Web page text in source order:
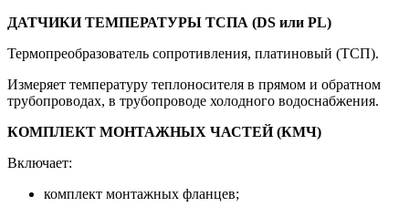
ДАТЧИКИ ТЕМПЕРАТУРЫ ТСПА (DS или PL)
Термопреобразователь сопротивления, платиновый (ТСП).
Измеряет температуру теплоносителя в прямом и обратном
трубопроводах, в трубопроводе холодного водоснабжения.
КОМПЛЕКТ МОНТАЖНЫХ ЧАСТЕЙ (КМЧ)
Включает:
комплект монтажных фланцев;